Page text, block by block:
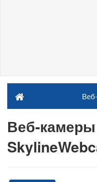
Веб-